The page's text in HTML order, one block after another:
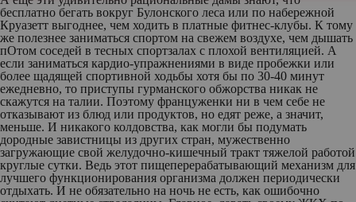
бесплатно бегать вокруг Булонского леса или по набережной
Круазетт выгоднее, чем ходить в платные фитнес-клубы. К тому
же полезнее заниматься спортом на свежем воздухе, чем дышать
пОтом соседей в тесных спортзалах с плохой вентиляцией. А
если заниматься кардио-упражнениями в виде пробежки или
более щадящей спортивной ходьбы хотя бы по 30-40 минут
ежедневно, то приступы гурманского обжорства никак не
скажутся на талии. Поэтому француженки ни в чем себе не
отказывают из блюд или продуктов, но едят реже, а значит,
меньше. И никакого колдовства, как могли бы подумать
дородные завистницы из других стран, мужественно
загружающие свой желудочно-кишечный тракт тяжелой работой
круглые сутки. Ведь этот пищеперерабатывающий механизм для
лучшего функционирования организма должен периодически
отдыхать. И не обязательно на ночь не есть, как ошибочно